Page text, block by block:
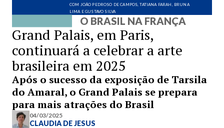
COM JOÃO PEDROSO DE CAMPOS, TATIANA FARAH, BRUNA
LIMA E GUSTAVO SILVA
O BRASIL NA FRANÇA
Grand Palais, em Paris,
continuará a celebrar a arte
brasileira em 2025
Após o sucesso da exposição de Tarsila
do Amaral, o Grand Palais se prepara
para mais atrações do Brasil
04/03/2025
CLAUDIA DE JESUS